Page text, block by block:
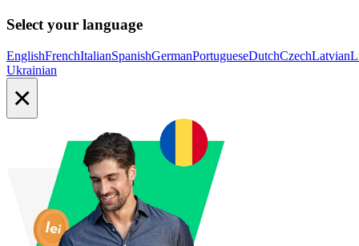
Select your language
EnglishFrenchItalianSpanishGermanPortugueseDutchCzechLatvian
Ukrainian
×